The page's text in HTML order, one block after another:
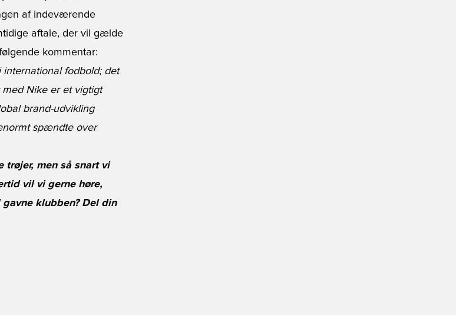
af indeværende
aftale, der vil gælde
kommentar:
international fodbold; det
Nike er et vigtigt
brand-udvikling
spændte over
men så snart vi
vil vi gerne høre,
klubben? Del din